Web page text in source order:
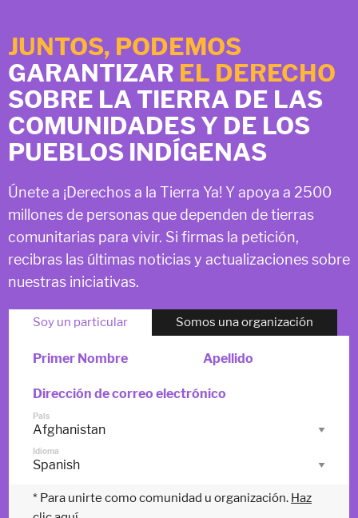
JUNTOS, PODEMOS
GARANTIZAR EL DERECHO
SOBRE LA TIERRA DE LAS
COMUNIDADES Y DE LOS
PUEBLOS INDÍGENAS
Únete a ¡Derechos a la Tierra Ya! Y apoya a 2500
millones de personas que dependen de tierras
comunitarias para vivir. Si firmas la petición,
recibras las últimas noticias y actualizaciones sobre
nuestras iniciativas.
Soy un particular Somos una organización
Primer Nombre Apellido
Dirección de correo electrónico
País
Idioma
* Para unirte como comunidad u organización. Haz